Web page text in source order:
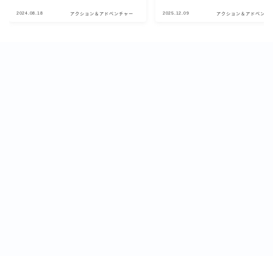
2024.08.18 アクション＆アドベンチャー 2025.12.09 アクション＆アドベンチ